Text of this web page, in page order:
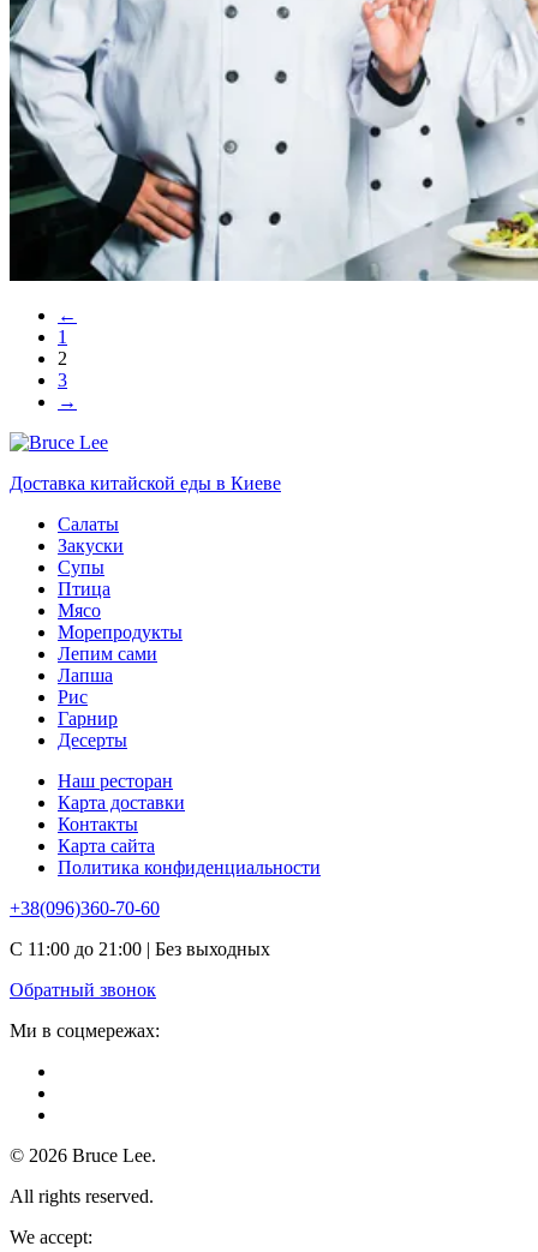
←
1
2
3
→
Доставка китайской еды в Киеве
Салаты
Закуски
Супы
Птица
Мясо
Морепродукты
Лепим сами
Лапша
Рис
Гарнир
Десерты
Наш ресторан
Карта доставки
Контакты
Карта сайта
Политика конфиденциальности
+38(096)360-70-60
С 11:00 до 21:00 | Без выходных
Обратный звонок
Ми в соцмережах:
© 2026 Bruce Lee.
All rights reserved.
We accept: